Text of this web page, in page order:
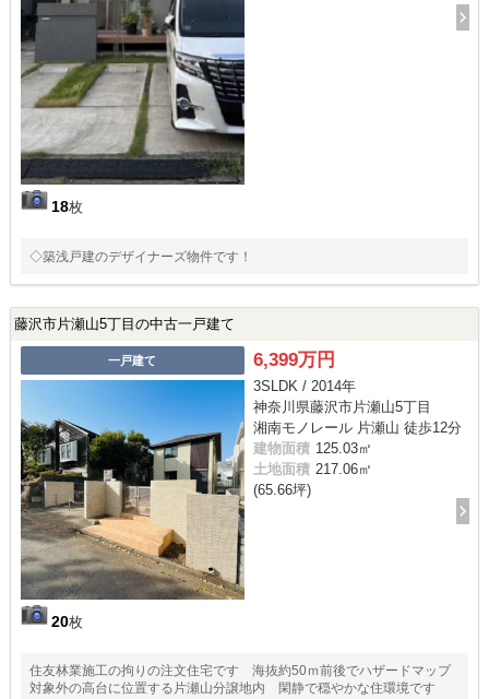
18枚
◇築浅戸建のデザイナーズ物件です！
藤沢市片瀬山5丁目の中古一戸建て
一戸建て
20枚
6,399万円
3SLDK / 2014年
神奈川県藤沢市片瀬山5丁目
湘南モノレール 片瀬山 徒歩12分
建物面積 125.03㎡
土地面積 217.06㎡
(65.66坪)
住友林業施工の拘りの注文住宅です 海抜約50ｍ前後でハザードマップ
対象外の高台に位置する片瀬山分譲地内 閑静で穏やかな住環境です